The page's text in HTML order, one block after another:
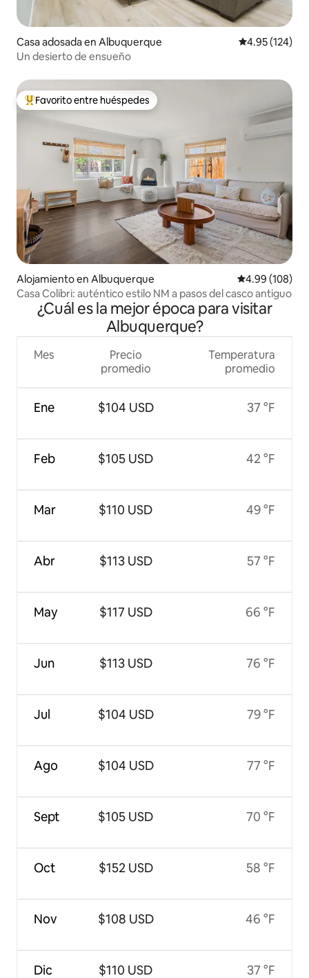
Casa adosada en Albuquerque Calificación
4.95 (124)
Un desierto de ensueño
Favorito entre huéspedes preferido
Favorito entre huéspedes
Alojamiento en Albuquerque Calificación
4.99 (108)
Casa Colibri: auténtico estilo NM a pasos del casco antiguo
¿Cuál es la mejor época para visitar
Albuquerque?
Mes
Ene
Feb
Mar
Abr
May
Jun
Jul
Ago
Sept
Oct
Nov
Dic
Precio
promedio
$104 USD
$105 USD
$110 USD
$113 USD
$117 USD
$113 USD
$104 USD
$104 USD
$105 USD
$152 USD
$108 USD
$110 USD
Temperatura
promedio
37 °F
42 °F
49 °F
57 °F
66 °F
76 °F
79 °F
77 °F
70 °F
58 °F
46 °F
37 °F